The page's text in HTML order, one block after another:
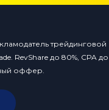
трейдинговой
RevShare до 80%, CPA до
оффер.